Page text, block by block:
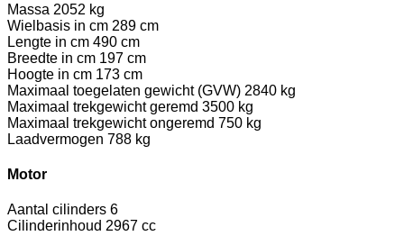
Massa 2052 kg
Wielbasis in cm 289 cm
Lengte in cm 490 cm
Breedte in cm 197 cm
Hoogte in cm 173 cm
Maximaal toegelaten gewicht (GVW) 2840 kg
Maximaal trekgewicht geremd 3500 kg
Maximaal trekgewicht ongeremd 750 kg
Laadvermogen 788 kg
Motor
Aantal cilinders 6
Cilinderinhoud 2967 cc